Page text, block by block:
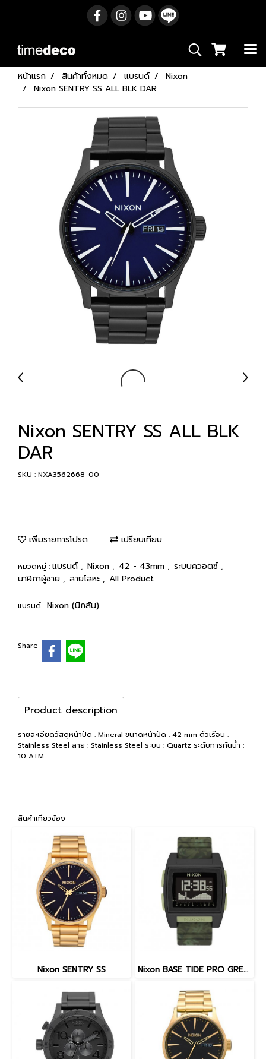
หน้าแรก สินค้าทั้งหมด แบรนด์
Nixon
Nixon SENTRY SS ALL BLK DAR
Nixon SENTRY SS ALL BLK
DAR
SKU : NXA3562668-00
เพิ่มรายการโปรด เปรียบเทียบ
หมวดหมู่ : แบรนด์ , Nixon , 42 - 43mm , ระบบควอตซ์ ,
นาฬิกาผู้ชาย , สายโลหะ , All Product
แบรนด์ : Nixon (นิกสัน)
Share
Product description
รายละเอียดวัสดุหน้าปัด : Mineral ขนาดหน้าปัด : 42 mm ตัวเรือน :
Stainless Steel สาย : Stainless Steel ระบบ : Quartz ระดับการกันน้ำ :
10 ATM
สินค้าเกี่ยวข้อง
Nixon SENTRY SS Nixon BASE TIDE PRO GREEN CAMO